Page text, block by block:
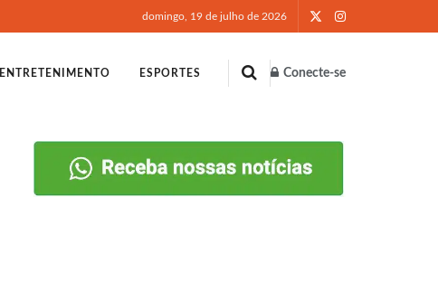
domingo, 19 de julho de 2026
ENTRETENIMENTO ESPORTES Conecte-se